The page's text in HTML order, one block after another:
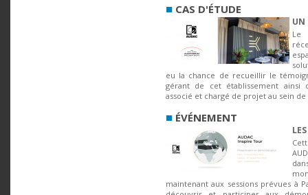
■ CAS D'ÉTUDE
UN
Le
eu la chance de recueillir le
gérant de cet établissement ainsi
associé et chargé de projet au sein de
■ ÉVÉNEMENT
maintenant aux sessions prévues à